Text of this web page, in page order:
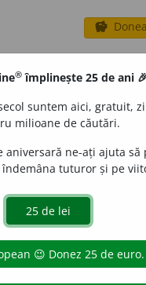
savings
e-mail nu sînt vizibile.
® împlinește 25 de ani
suntem aici, gratuit,
milioane de căutări.
aniversară ne-ați ajuta să
tuturor și pe